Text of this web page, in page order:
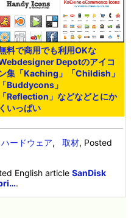
料で商用でも利用OKな
Depotのアイコ
集「Kaching」「Childish」
「Buddycons」
「Reflection」などなどとにか
くいっぱい
ハードウェア,取材, Posted
English articleSanDisk
.